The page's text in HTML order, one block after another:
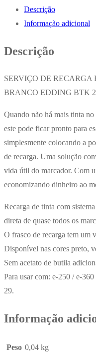
Brancos
Edding
Descrição
Informação adicional
Descrição
SERVIÇO DE
BRANCO EDDING BTK
Quando não há mais tinta
este pode ficar pronto para
simplesmente colocando a
de recarga. Uma solução
vida útil do marcador. Com
economizando dinheiro ao
Recarga de tinta com
direta de quase todos os
O frasco de recarga tem um
Disponível nas cores preto,
Sem acetato de butila
Para usar com: e-250 / e-
29.
Informação
Peso 0,04 kg